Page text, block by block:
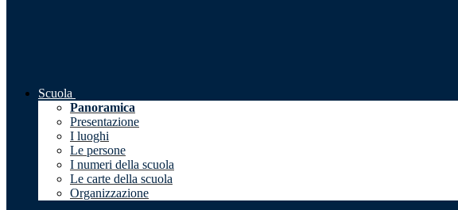
Scuola
Panoramica
Presentazione
I luoghi
Le persone
I numeri della scuola
Le carte della scuola
Organizzazione